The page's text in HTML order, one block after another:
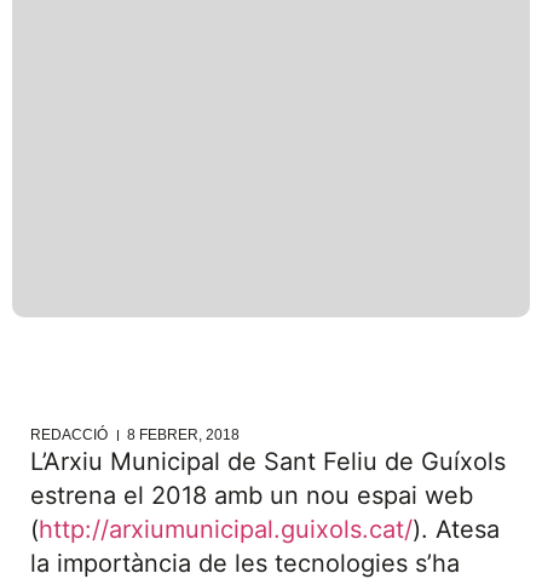
REDACCIÓ 8 FEBRER, 2018
L’Arxiu Municipal de Sant Feliu de Guíxols
estrena el 2018 amb un nou espai web
(http://arxiumunicipal.guixols.cat/). Atesa
la importància de les tecnologies s’ha